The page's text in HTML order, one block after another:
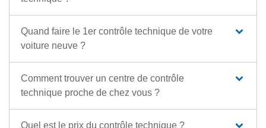
Quand faire le 1er contrôle technique de votre
voiture neuve ?
Comment trouver un centre de contrôle
technique proche de chez vous ?
Quel est le prix du contrôle technique ?